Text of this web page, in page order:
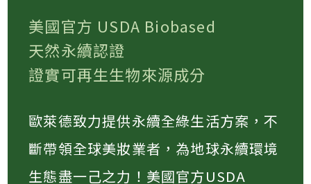
美國官方 USDA Biobased
天然永續認證
證實可再生生物來源成分
歐萊德致力提供永續全綠生活方案，不
斷帶領全球美妝業者，為地球永續環境
生態盡一己之力！美國官方USDA